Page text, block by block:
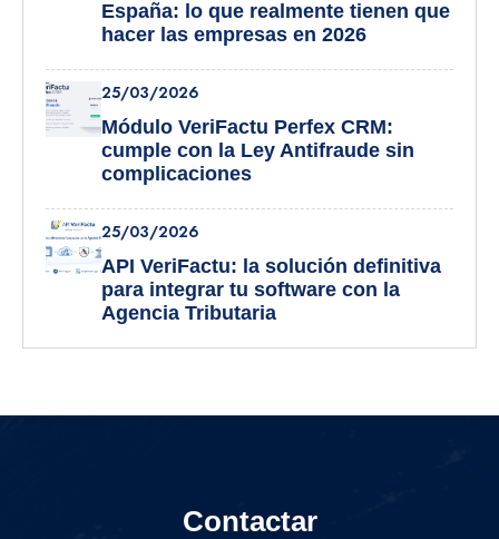
España: lo que realmente tienen que
hacer las empresas en 2026
25/03/2026
Módulo VeriFactu Perfex CRM:
cumple con la Ley Antifraude sin
complicaciones
25/03/2026
API VeriFactu: la solución definitiva
para integrar tu software con la
Agencia Tributaria
Contactar